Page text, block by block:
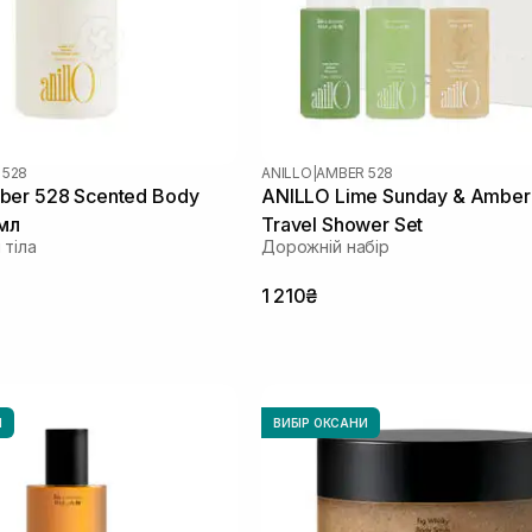
528
528 Scented Body
ANILLO AMBER 528
ANILLO Lime Sunday &
Travel Shower Set
Дорожній набір
1 210₴
ВИБІР ОКСАНИ